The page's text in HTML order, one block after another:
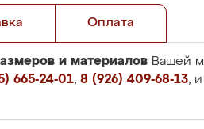
Оплата
и материалов Вашей
665-24-01, 8 (926) 409-68-13,